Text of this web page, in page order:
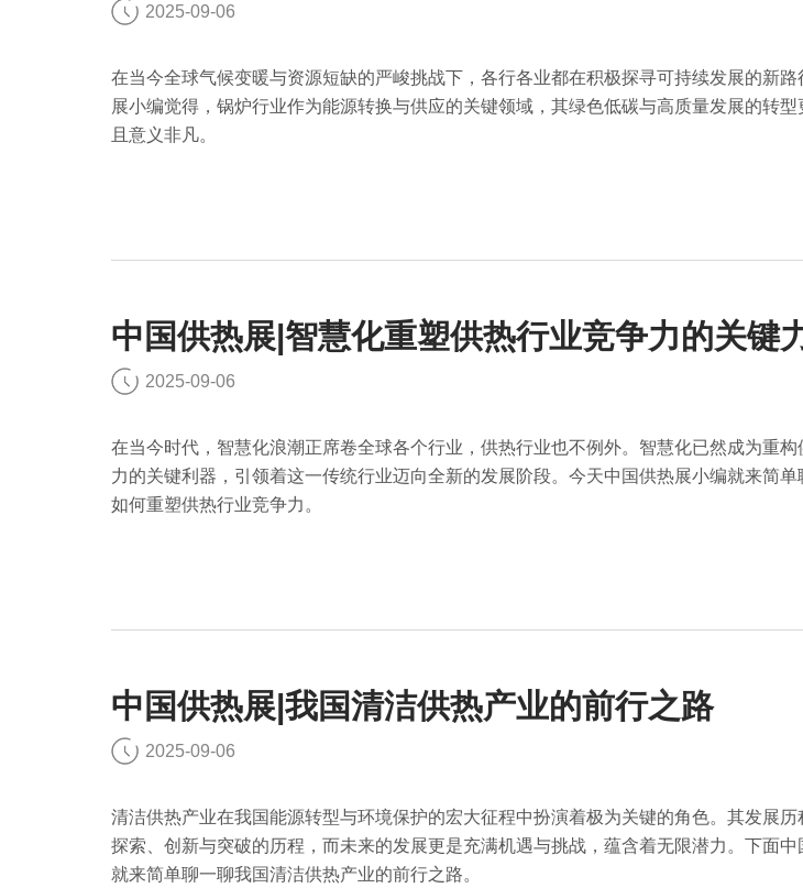
2025-09-06
在当今全球气候变暖与资源短缺的严峻挑战下，各行各业都在积极探寻可持续发展的新路
展小编觉得，锅炉行业作为能源转换与供应的关键领域，其绿色低碳与高质量发展的转型
且意义非凡。
中国供热展|智慧化重塑供热行业竞争力的关键
2025-09-06
在当今时代，智慧化浪潮正席卷全球各个行业，供热行业也不例外。智慧化已然成为重构
力的关键利器，引领着这一传统行业迈向全新的发展阶段。今天中国供热展小编就来简单
如何重塑供热行业竞争力。
中国供热展|我国清洁供热产业的前行之路
2025-09-06
清洁供热产业在我国能源转型与环境保护的宏大征程中扮演着极为关键的角色。其发展历
探索、创新与突破的历程，而未来的发展更是充满机遇与挑战，蕴含着无限潜力。下面中
就来简单聊一聊我国清洁供热产业的前行之路。